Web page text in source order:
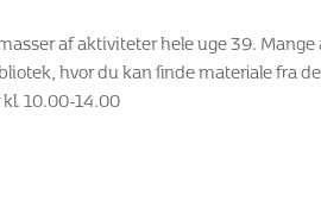
af aktiviteter hele uge 39.
hvor du kan finde materiale fra
10.00-14.00